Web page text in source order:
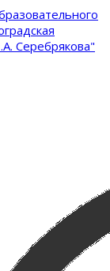
Серебрякова"